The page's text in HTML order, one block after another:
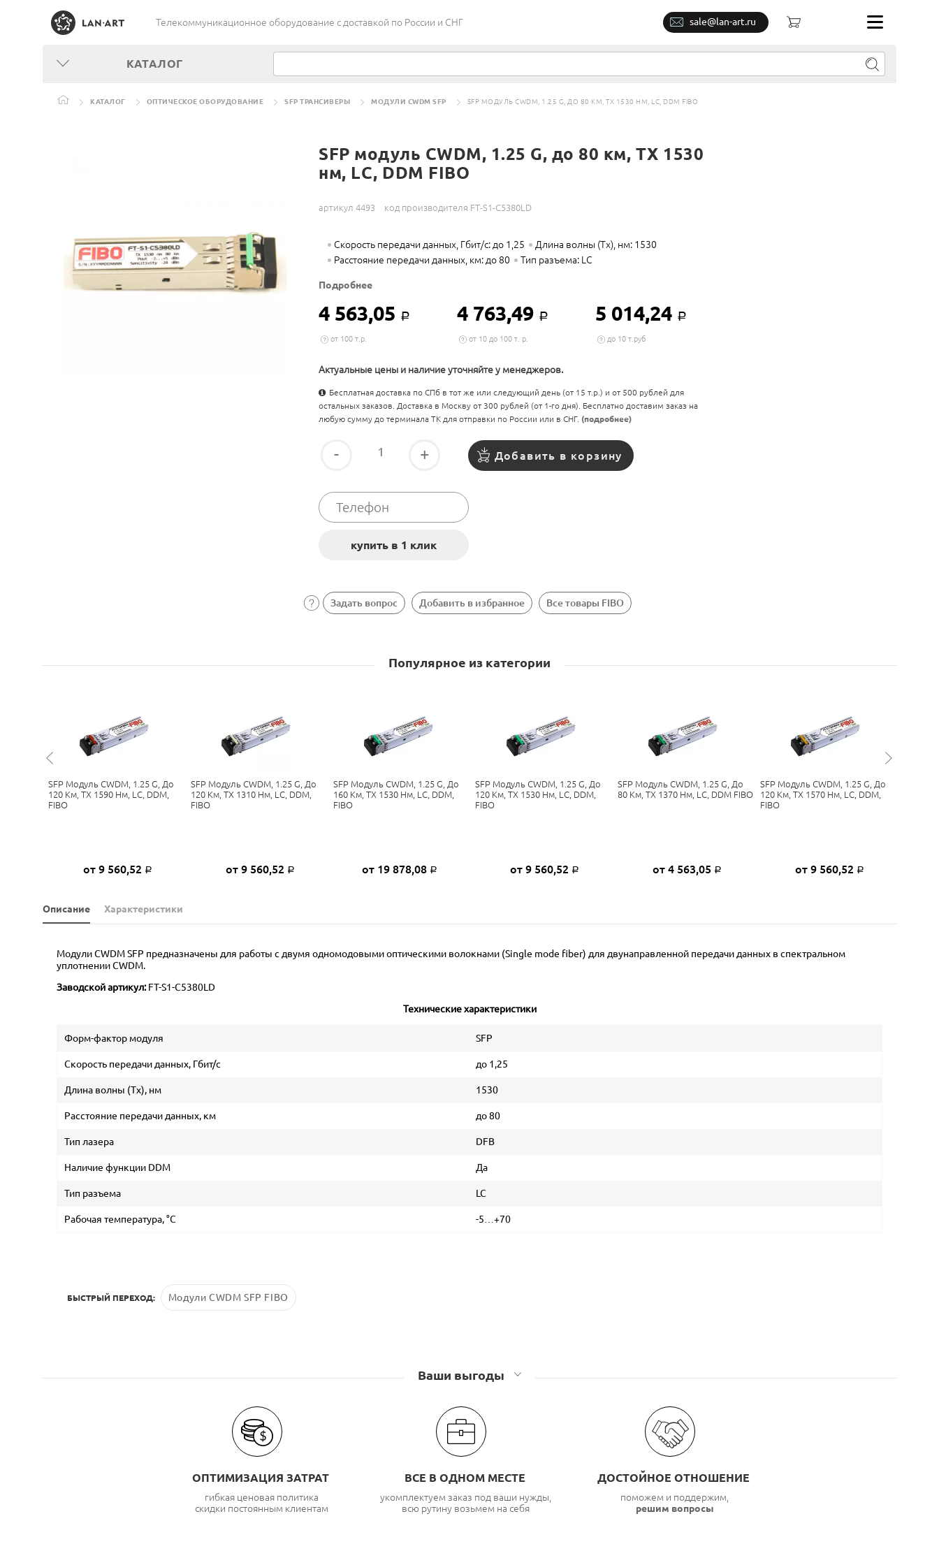
Телекоммуникационное оборудование c доставкой по России и СНГ sale@lan-art.ru
КАТАЛОГ
КАТАЛОГ ОПТИЧЕСКОЕ ОБОРУДОВАНИЕ SFP ТРАНСИВЕРЫ МОДУЛИ CWDM SFP SFP МОДУЛЬ CWDM, 1.25 G, ДО 80 КМ, TX 1530 НМ, LC, DDM FIBO
SFP модуль CWDM, 1.25 G, до 80 км, TX 1530
нм, LC, DDM FIBO
артикул 4493 код производителя FT-S1-C5380LD
Скорость передачи данных, Гбит/с: до 1,25
Длина волны (Tx), нм: 1530
Расстояние передачи данных, км: до 80
Тип разъема: LC
Подробнее
4 563,05 Р 4 763,49 Р 5 014,24 Р
от 100 т.р. от 10 до 100 т. р. до 10 т.руб
Актуальные цены и наличие уточняйте у менеджеров.
Бесплатная доставка по СПб в тот же или следующий день (от 15 т.р.) и от 500 рублей для
остальных заказов. Доставка в Москву от 300 рублей (от 1-го дня). Бесплатно доставим заказ на
любую сумму до терминала ТК для отправки по России или в СНГ. (подробнее)
- + Добавить в корзину
Задать вопрос Добавить в избранное Все товары FIBO
Популярное из категории
SFP Модуль CWDM, 1.25 G, До
120 Км, TX 1590 Нм, LC, DDM,
FIBO
от 9 560,52 Р
SFP Модуль CWDM, 1.25 G, До
120 Км, TX 1310 Нм, LC, DDM,
FIBO
от 9 560,52 Р
SFP Модуль CWDM, 1.25 G, До
160 Км, TX 1530 Нм, LC, DDM,
FIBO
от 19 878,08 Р
SFP Модуль CWDM, 1.25 G, До
120 Км, TX 1530 Нм, LC, DDM,
FIBO
от 9 560,52 Р
SFP Модуль CWDM, 1.25 G, До
80 Км, TX 1370 Нм, LC, DDM FIBO
от 4 563,05 Р
SFP Модуль CWDM, 1.25 G, До
120 Км, TX 1570 Нм, LC, DDM,
FIBO
от 9 560,52 Р
Описание Характеристики
Модули CWDM SFP предназначены для работы с двумя одномодовыми оптическими волокнами (Single mode fiber) для двунаправленной передачи данных в спектральном
уплотнении CWDM.
Заводской артикул:FT-S1-C5380LD
Технические характеристики
Форм-фактор модуля SFP
Скорость передачи данных, Гбит/с до 1,25
Длина волны (Tx), нм 1530
Расстояние передачи данных, км до 80
Тип лазера DFB
Наличие функции DDM Да
Тип разъема LC
Рабочая температура, °C -5…+70
БЫСТРЫЙ ПЕРЕХОД: Модули CWDM SFP FIBO
Ваши выгоды
ОПТИМИЗАЦИЯ ЗАТРАТ
гибкая ценовая политика
скидки постоянным клиентам
ВСЕ В ОДНОМ МЕСТЕ
укомплектуем заказ под ваши нужды,
всю рутину возьмем на себя
ДОСТОЙНОЕ ОТНОШЕНИЕ
поможем и поддержим,
решим вопросы